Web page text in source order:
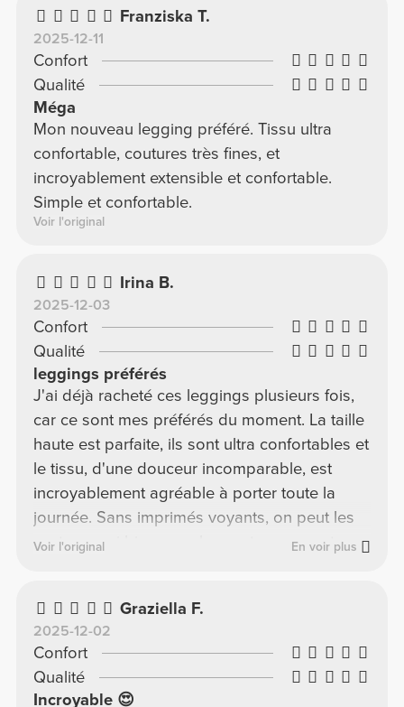
Franziska T.
2025-12-11
Confort
Qualité
Méga
Mon nouveau legging préféré. Tissu ultra
confortable, coutures très fines, et
incroyablement extensible et confortable.
Simple et confortable.
Voir l'original
Irina B.
2025-12-03
Confort
Qualité
leggings préférés
J'ai déjà racheté ces leggings plusieurs fois,
car ce sont mes préférés du moment. La taille
haute est parfaite, ils sont ultra confortables et
le tissu, d'une douceur incomparable, est
incroyablement agréable à porter toute la
journée. Sans imprimés voyants, on peut les
porter aussi bien pour le sport que pour tous
jamais eus.
Voir l'original En voir plus
Graziella F.
2025-12-02
Confort
Qualité
Incroyable 😍